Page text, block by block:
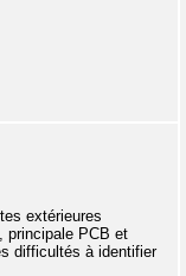
extérieures
principale PCB et
difficultés à identifier